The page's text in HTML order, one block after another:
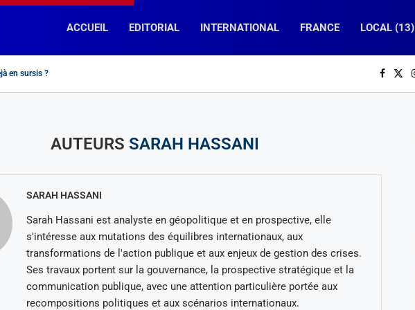
ACCUEIL EDITORIAL INTERNATIONAL FRANCE LOCAL (13)
en sursis ?
National » et « La France Insoumise », des chemins...
Kamil Mohamed, Premier ministre de Djibouti
: « fin de la divine idylle »...
: encore un effort !
la diplomatie macronienne telle un mouton de...
pour Napoléon
» dit-elle…en Afrique Subsaharienne?
prospère-t-elle en France (et ailleurs…) ?
AUTEURSSARAH HASSANI
SARAH HASSANI
Sarah Hassani est analyste en géopolitique et en prospective, elle
s'intéresse aux mutations des équilibres internationaux, aux
transformations de l'action publique et aux enjeux de gestion des crises.
Ses travaux portent sur la gouvernance, la prospective stratégique et la
communication publique, avec une attention particulière portée aux
recompositions politiques et aux scénarios internationaux.